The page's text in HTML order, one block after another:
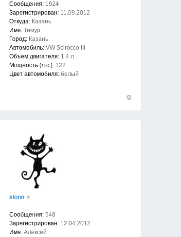
Сообщения: 1924
Зарегистрирован: 11.09.2012
Откуда: Казань
Имя: Тимур
Город: Казань
Автомобиль: VW Scirocco III
Объем двигателя: 1.4 л
Мощность (л.с.): 122
Цвет автомобиля: белый
klonn
Сообщения: 548
Зарегистрирован: 12.04.2012
Имя: Алексей